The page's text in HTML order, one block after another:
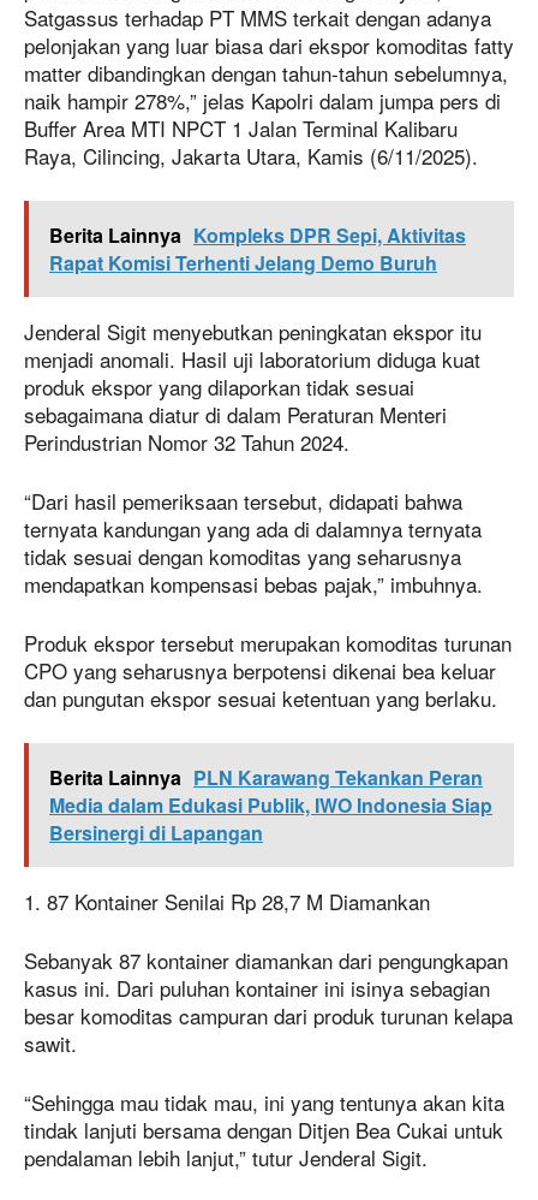
Satgassus terhadap PT MMS terkait dengan adanya
pelonjakan yang luar biasa dari ekspor komoditas fatty
matter dibandingkan dengan tahun-tahun sebelumnya,
naik hampir 278%,” jelas Kapolri dalam jumpa pers di
Buffer Area MTI NPCT 1 Jalan Terminal Kalibaru
Raya, Cilincing, Jakarta Utara, Kamis (6/11/2025).
Berita Lainnya Kompleks DPR Sepi, Aktivitas
Rapat Komisi Terhenti Jelang Demo Buruh
Jenderal Sigit menyebutkan peningkatan ekspor itu
menjadi anomali. Hasil uji laboratorium diduga kuat
produk ekspor yang dilaporkan tidak sesuai
sebagaimana diatur di dalam Peraturan Menteri
Perindustrian Nomor 32 Tahun 2024.
“Dari hasil pemeriksaan tersebut, didapati bahwa
ternyata kandungan yang ada di dalamnya ternyata
tidak sesuai dengan komoditas yang seharusnya
mendapatkan kompensasi bebas pajak,” imbuhnya.
Produk ekspor tersebut merupakan komoditas turunan
CPO yang seharusnya berpotensi dikenai bea keluar
dan pungutan ekspor sesuai ketentuan yang berlaku.
Berita Lainnya PLN Karawang Tekankan Peran
Media dalam Edukasi Publik, IWO Indonesia Siap
Bersinergi di Lapangan
1. 87 Kontainer Senilai Rp 28,7 M Diamankan
Sebanyak 87 kontainer diamankan dari pengungkapan
kasus ini. Dari puluhan kontainer ini isinya sebagian
besar komoditas campuran dari produk turunan kelapa
sawit.
“Sehingga mau tidak mau, ini yang tentunya akan kita
tindak lanjuti bersama dengan Ditjen Bea Cukai untuk
pendalaman lebih lanjut,” tutur Jenderal Sigit.